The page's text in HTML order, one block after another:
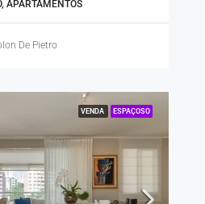
APARTAMENTOS
De Pietro
VENDA ESPAÇOSO